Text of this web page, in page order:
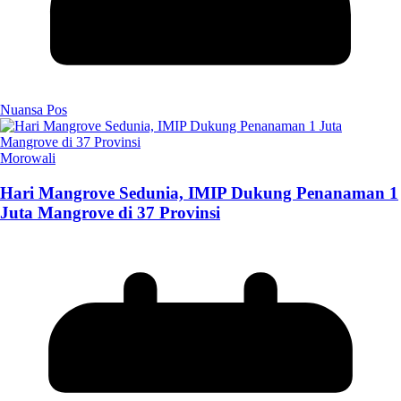
Nuansa Pos
Morowali
Hari Mangrove Sedunia, IMIP Dukung Penanaman 1
Juta Mangrove di 37 Provinsi